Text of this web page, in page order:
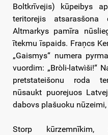
Boltkrīvejis) kūpeibys
teritorejis
Altmarkys pamīra
ītekmu īspaids. Fraņcs
„Gaismys“ numera
vuordim: „Bròli-latwìši!“
pretstateišonu roda
nūsaukt puorejuos
dabovs plašuoku nūzeimi,
Storp kūrzemnīkim,